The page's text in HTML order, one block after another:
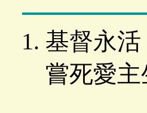
基督永
嘗死愛